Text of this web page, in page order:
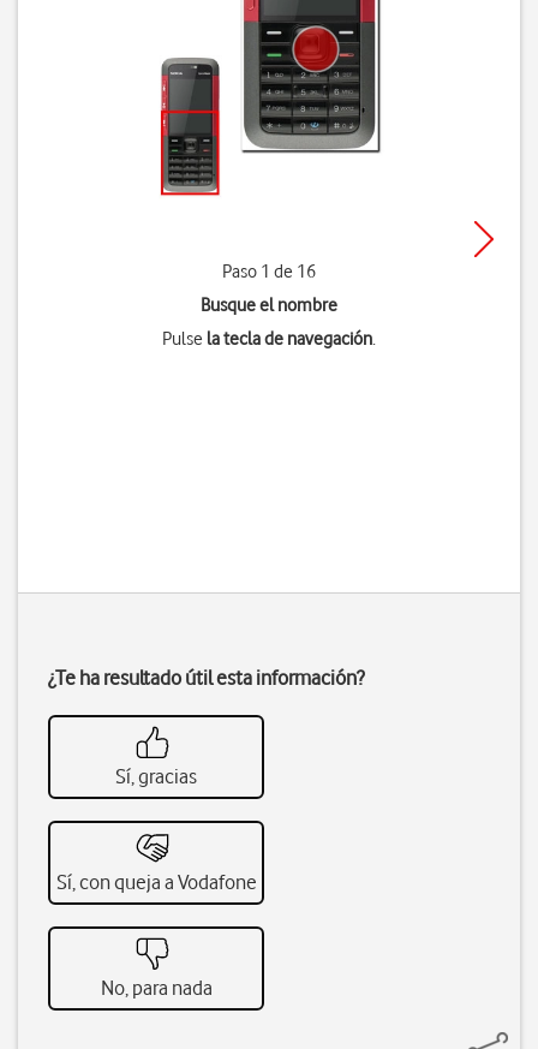
Paso 1 de 16
Busque el nombre
Pulse la tecla de navegación.
¿Te ha resultado útil esta información?
Sí, gracias
Sí, con queja a Vodafone
No, para nada